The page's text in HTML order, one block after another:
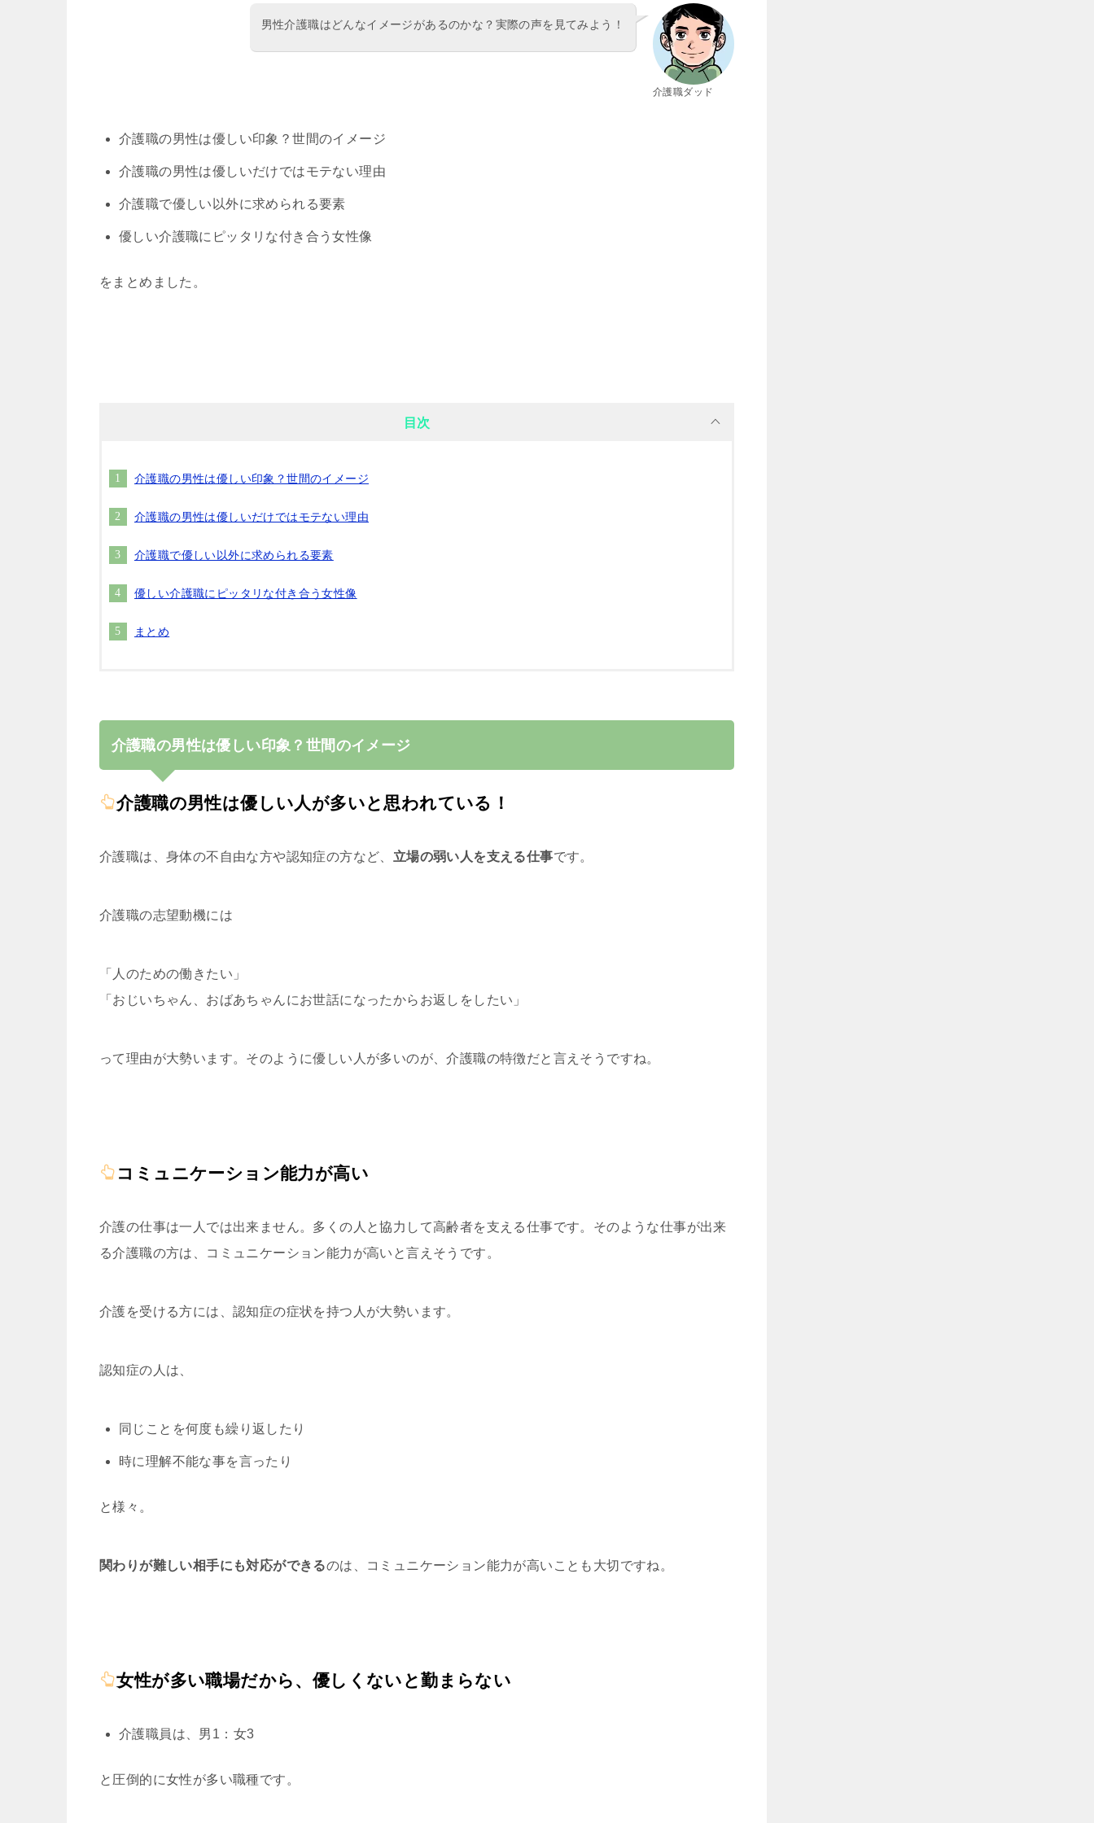
介護職ダッド
男性介護職はどんなイメージがあるのかな？実際の声を見てみよう！
介護職の男性は優しい印象？世間のイメージ
介護職の男性は優しいだけではモテない理由
介護職で優しい以外に求められる要素
優しい介護職にピッタリな付き合う女性像
をまとめました。
目次
介護職の男性は優しい印象？世間のイメージ
介護職の男性は優しいだけではモテない理由
介護職で優しい以外に求められる要素
優しい介護職にピッタリな付き合う女性像
まとめ
介護職の男性は優しい印象？世間のイメージ
介護職の男性は優しい人が多いと思われている！
介護職は、身体の不自由な方や認知症の方など、 立場の弱い人を支える仕事です。
介護職の志望動機には
「人のための働きたい」
「おじいちゃん、おばあちゃんにお世話になったからお返しをしたい」
って理由が大勢います。そのように優しい人が多いのが、介護職の特徴だと言えそうですね。
コミュニケーション能力が高い
介護の仕事は一人では出来ません。多くの人と協力して高齢者を支える仕事です。そのような仕事が出来
る介護職の方は、コミュニケーション能力が高いと言えそうです。
介護を受ける方には、認知症の症状を持つ人が大勢います。
認知症の人は、
同じことを何度も繰り返したり
時に理解不能な事を言ったり
と様々。
関わりが難しい相手にも対応ができるのは、コミュニケーション能力が高いことも大切ですね。
女性が多い職場だから、優しくないと勤まらない
介護職員は、男1：女3
と圧倒的に女性が多い職種です。